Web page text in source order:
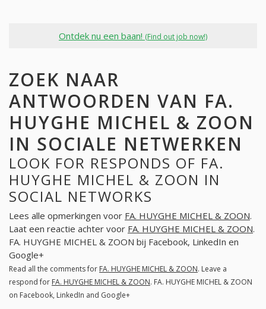
Ontdek nu een baan! (Find out job now!)
ZOEK NAAR
ANTWOORDEN VAN FA.
HUYGHE MICHEL & ZOON
IN SOCIALE NETWERKEN
LOOK FOR RESPONDS OF FA.
HUYGHE MICHEL & ZOON IN
SOCIAL NETWORKS
Lees alle opmerkingen voor FA. HUYGHE MICHEL & ZOON.
Laat een reactie achter voor FA. HUYGHE MICHEL & ZOON.
FA. HUYGHE MICHEL & ZOON bij Facebook, LinkedIn en
Google+
Read all the comments for FA. HUYGHE MICHEL & ZOON. Leave a
respond for FA. HUYGHE MICHEL & ZOON. FA. HUYGHE MICHEL & ZOON
on Facebook, LinkedIn and Google+